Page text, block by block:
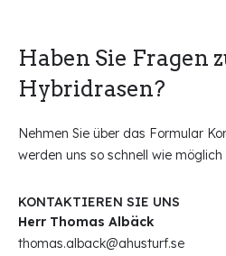
Haben Sie Fragen
Hybridrasen?
Nehmen Sie über das Formular
werden uns so schnell wie
KONTAKTIEREN SIE UNS
Herr Thomas Albäck
thomas.alback@ahusturf.se